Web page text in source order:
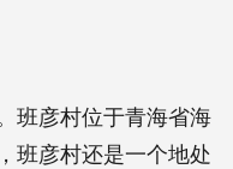
彦村位于青海省海
班彦村还是一个地处